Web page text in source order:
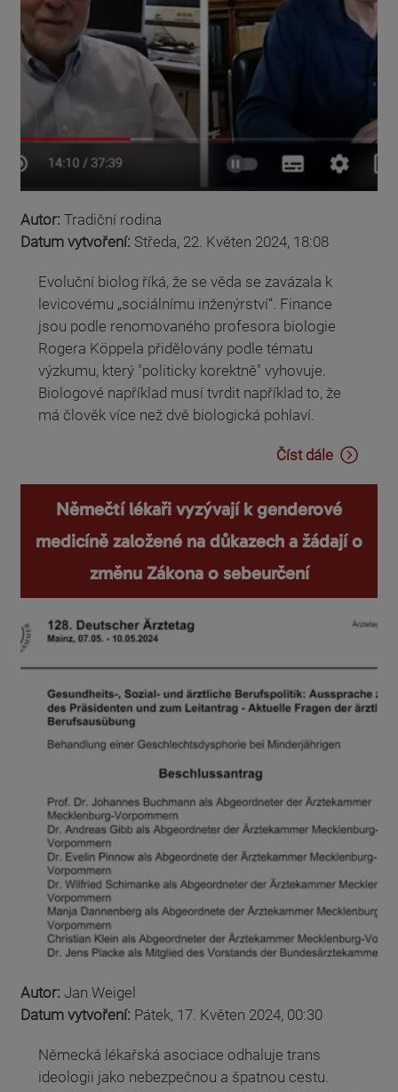
Autor: Tradiční rodina
Datum vytvoření: Středa, 22. Květen 2024, 18:08
Evoluční biolog říká, že se věda se zavázala k
levicovému „sociálnímu inženýrství“. Finance
jsou podle renomovaného profesora biologie
Rogera Köppela přidělovány podle tématu
výzkumu, který "politicky korektně" vyhovuje.
Biologové například musí tvrdit například to, že
má člověk více než dvě biologická pohlaví.
Číst dále
Němečtí lékaři vyzývají k genderové
medicíně založené na důkazech a žádají o
změnu Zákona o sebeurčení
Autor: Jan Weigel
Datum vytvoření: Pátek, 17. Květen 2024, 00:30
Německá lékařská asociace odhaluje trans
ideologii jako nebezpečnou a špatnou cestu.